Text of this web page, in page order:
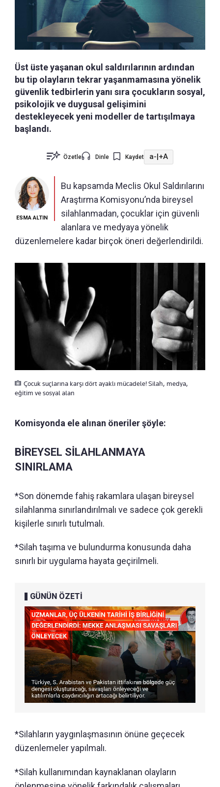
Üst üste yaşanan okul saldırılarının ardından
bu tip olayların tekrar yaşanmamasına yönelik
güvenlik tedbirlerin yanı sıra çocukların sosyal,
psikolojik ve duygusal gelişimini
destekleyecek yeni modeller de tartışılmaya
başlandı.
Özetle Dinle Kaydet a-|+A
ESMA ALTIN
Bu kapsamda Meclis Okul Saldırılarını
Araştırma Komisyonu’nda bireysel
silahlanmadan, çocuklar için güvenli
alanlara ve medyaya yönelik
düzenlemelere kadar birçok öneri değerlendirildi.
Çocuk suçlarına karşı dört ayaklı mücadele! Silah, medya,
eğitim ve sosyal alan
Komisyonda ele alınan öneriler şöyle:
BİREYSEL SİLAHLANMAYA
SINIRLAMA
*Son dönemde fahiş rakamlara ulaşan bireysel
silahlanma sınırlandırılmalı ve sadece çok gerekli
kişilerle sınırlı tutulmalı.
*Silah taşıma ve bulundurma konusunda daha
sınırlı bir uygulama hayata geçirilmeli.
GÜNÜN ÖZETİ
*Silahların yaygınlaşmasının önüne geçecek
düzenlemeler yapılmalı.
*Silah kullanımından kaynaklanan olayların